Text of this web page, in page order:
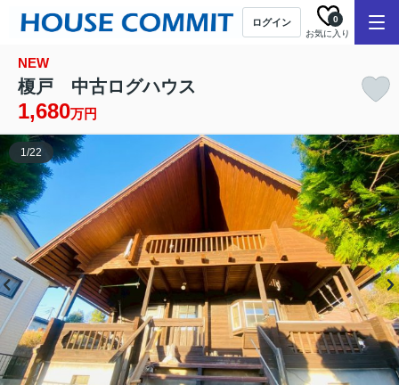
ログイン
お気に入り
0
NEW
榎戸 中古ログハウス
1,680万円
1/22